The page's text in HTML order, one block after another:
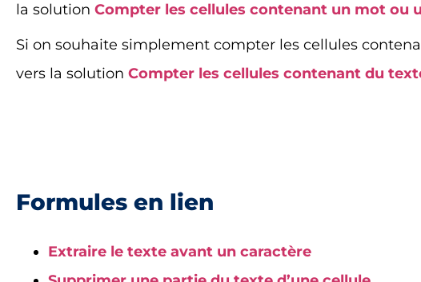
la solution Compter les cellules contenant un mot ou
Si on souhaite simplement compter les cellules
vers la solution Compter les cellules contenant du
Formules en lien
Extraire le texte avant un caractère